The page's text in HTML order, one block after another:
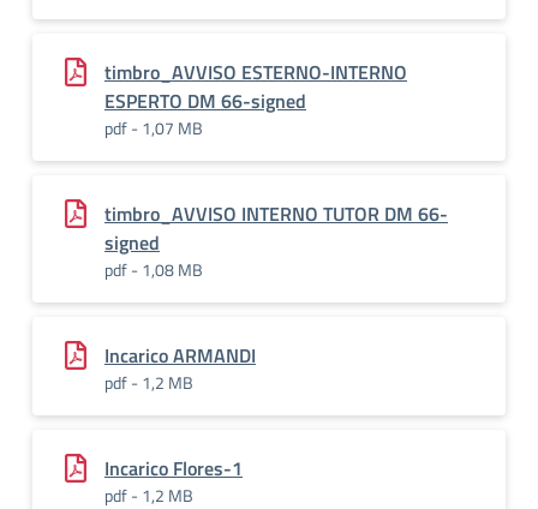
timbro_AVVISO ESTERNO-INTERNO
ESPERTO DM 66-signed
pdf - 1,07 MB
timbro_AVVISO INTERNO TUTOR DM 66-
signed
pdf - 1,08 MB
Incarico ARMANDI
pdf - 1,2 MB
Incarico Flores-1
pdf - 1,2 MB